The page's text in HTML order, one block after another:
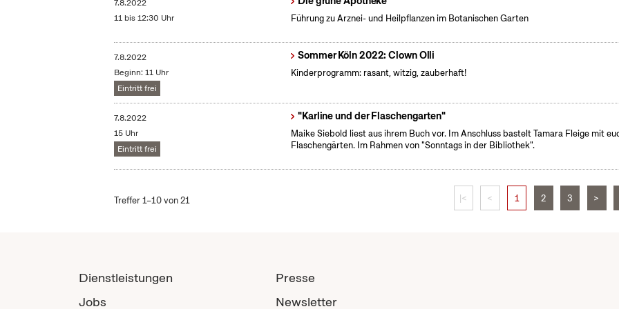
7.8.2022
11 bis 12:30 Uhr
Führung zu Arznei- und Heilpflanzen im Botanischen Garten
7.8.2022
Beginn: 11 Uhr
Eintritt frei
Sommer Köln 2022: Clown Olli
Kinderprogramm: rasant, witzig, zauberhaft!
7.8.2022
15 Uhr
Eintritt frei
"Karline und der Flaschengarten"
Maike Siebold liest aus ihrem Buch vor. Im Anschluss bastelt Tamara Fleige mit
Flaschengärten. Im Rahmen von "Sonntags in der Bibliothek".
Treffer 1–10 von 21 |< < 1 2 3 >
Dienstleistungen
Jobs
Presse
Newsletter